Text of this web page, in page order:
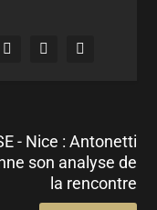
- Nice : Antonetti
son analyse de
la rencontre